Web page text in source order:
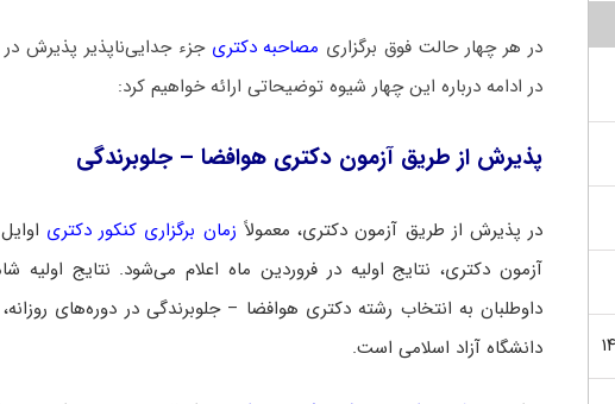
در هر چهار حالت فوق برگزاری مصاحبه دکتری جزء جدایی‌ناپذیر پذیرش
در ادامه درباره این چهار شیوه توضیحاتی ارائه خواهیم کرد:
پذیرش از طریق آزمون دکتری هوافضا – جلوبرندگی
در پذیرش از طریق آزمون دکتری، معمولاً زمان برگزاری کنکور دکتری
آزمون دکتری، نتایج اولیه در فروردین ماه اعلام می‌شود. نتایج اولیه
داوطلبان به انتخاب رشته دکتری هوافضا – جلوبرندگی در دوره‌های روزانه،
دانشگاه آزاد اسلامی است.